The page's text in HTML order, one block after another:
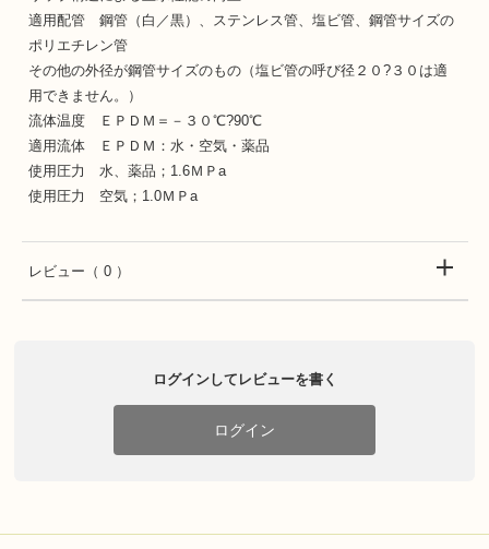
適用配管 鋼管（白／黒）、ステンレス管、塩ビ管、鋼管サイズの
ポリエチレン管
その他の外径が鋼管サイズのもの（塩ビ管の呼び径２０?３０は適
用できません。）
流体温度 ＥＰＤＭ＝－３０℃?90℃
適用流体 ＥＰＤＭ：水・空気・薬品
使用圧力 水、薬品；1.6ＭＰa
使用圧力 空気；1.0ＭＰa
レビュー （ 0 ）
ログインしてレビューを書く
ログイン